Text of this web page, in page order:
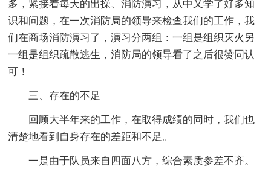
多，紧接着每天的出操、消防演习，从中又学了好多知
识和问题，在一次消防局的领导来检查我们的工作，我
们在商场消防演习了，演习分两组：一组是组织灭火另
一组是组织疏散逃生，消防局的领导看了之后很赞同认
可！
三、存在的不足
回顾大半年来的工作，在取得成绩的同时，我们也
清楚地看到自身存在的差距和不足。
一是由于队员来自四面八方，综合素质参差不齐。